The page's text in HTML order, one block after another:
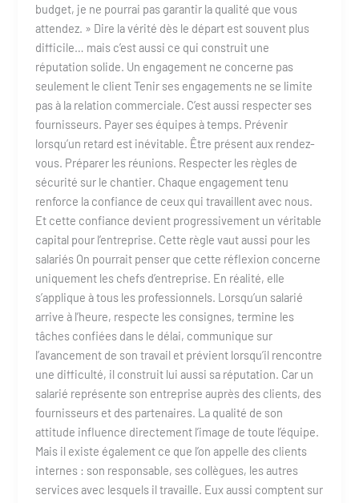
budget, je ne pourrai pas garantir la qualité que vous
attendez. » Dire la vérité dès le départ est souvent plus
difficile… mais c’est aussi ce qui construit une
réputation solide. Un engagement ne concerne pas
seulement le client Tenir ses engagements ne se limite
pas à la relation commerciale. C’est aussi respecter ses
fournisseurs. Payer ses équipes à temps. Prévenir
lorsqu’un retard est inévitable. Être présent aux rendez-
vous. Préparer les réunions. Respecter les règles de
sécurité sur le chantier. Chaque engagement tenu
renforce la confiance de ceux qui travaillent avec nous.
Et cette confiance devient progressivement un véritable
capital pour l’entreprise. Cette règle vaut aussi pour les
salariés On pourrait penser que cette réflexion concerne
uniquement les chefs d’entreprise. En réalité, elle
s’applique à tous les professionnels. Lorsqu’un salarié
arrive à l’heure, respecte les consignes, termine les
tâches confiées dans le délai, communique sur
l’avancement de son travail et prévient lorsqu’il rencontre
une difficulté, il construit lui aussi sa réputation. Car un
salarié représente son entreprise auprès des clients, des
fournisseurs et des partenaires. La qualité de son
attitude influence directement l’image de toute l’équipe.
Mais il existe également ce que l’on appelle des clients
internes : son responsable, ses collègues, les autres
services avec lesquels il travaille. Eux aussi comptent sur